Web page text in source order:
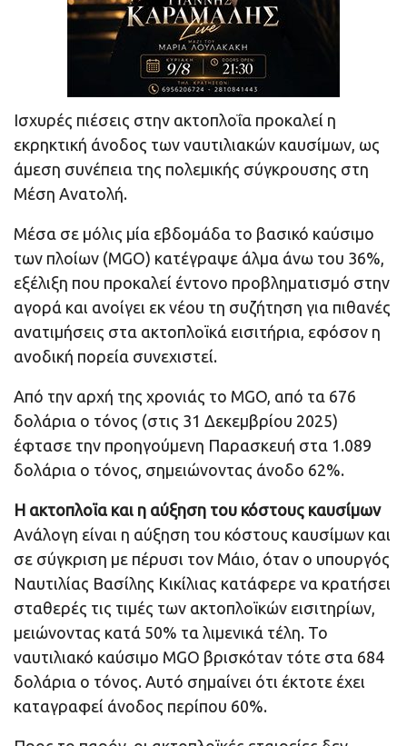
Ισχυρές πιέσεις στην ακτοπλοΐα προκαλεί η
εκρηκτική άνοδος των ναυτιλιακών καυσίμων, ως
άμεση συνέπεια της πολεμικής σύγκρουσης στη
Μέση Ανατολή.
Μέσα σε μόλις μία εβδομάδα το βασικό καύσιμο
των πλοίων (MGO) κατέγραψε άλμα άνω του 36%,
εξέλιξη που προκαλεί έντονο προβληματισμό στην
αγορά και ανοίγει εκ νέου τη συζήτηση για πιθανές
ανατιμήσεις στα ακτοπλοϊκά εισιτήρια, εφόσον η
ανοδική πορεία συνεχιστεί.
Aπό την αρχή της χρονιάς το MGO, από τα 676
δολάρια ο τόνος (στις 31 Δεκεμβρίου 2025)
έφτασε την προηγούμενη Παρασκευή στα 1.089
δολάρια ο τόνος, σημειώνοντας άνοδο 62%.
Η ακτοπλοϊα και η αύξηση του κόστους καυσίμων
Ανάλογη είναι η αύξηση του κόστους καυσίμων και
σε σύγκριση με πέρυσι τον Μάιο, όταν ο υπουργός
Ναυτιλίας Βασίλης Κικίλιας κατάφερε να κρατήσει
σταθερές τις τιμές των ακτοπλοϊκών εισιτηρίων,
μειώνοντας κατά 50% τα λιμενικά τέλη. Το
ναυτιλιακό καύσιμο MGO βρισκόταν τότε στα 684
δολάρια ο τόνος. Αυτό σημαίνει ότι έκτοτε έχει
καταγραφεί άνοδος περίπου 60%.